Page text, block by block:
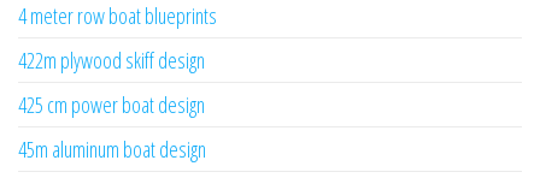
4 meter row boat blueprints
422m plywood skiff design
425 cm power boat design
45m aluminum boat design